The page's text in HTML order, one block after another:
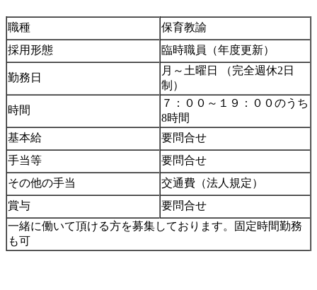
職種
保育教諭
採用形態
臨時職員（年度更新）
勤務日
月～土曜日 （完全週休2日
制）
時間
７：００～１９：００のうち
8時間
基本給
要問合せ
手当等
要問合せ
その他の手当
交通費（法人規定）
賞与
要問合せ
一緒に働いて頂ける方を募集しております。固定時間勤務
も可